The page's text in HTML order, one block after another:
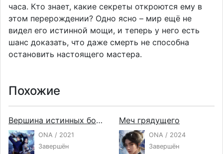
часа. Кто знает, какие секреты откроются ему в
этом перерождении? Одно ясно – мир ещё не
видел его истинной мощи, и теперь у него есть
шанс доказать, что даже смерть не способна
остановить настоящего мастера.
Похожие
Вершина истинных боевых искусств
ONA / 2021
Завершён
Меч грядущего
ONA / 2024
Завершён